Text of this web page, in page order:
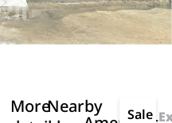
MoreNearby
Sale